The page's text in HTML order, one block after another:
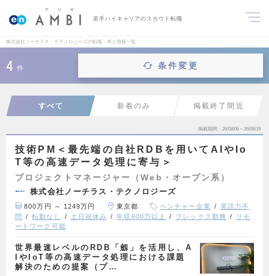
若手ハイキャリアのスカウト転職
株式会社ノーチラス・テクノロジーズの転職・求人情報一覧
4 件 条件変更
すべて 新着のみ 掲載終了間近
掲載期間 26/08/06～26/08/19
技術PM＜最先端の自社RDBを用いてAIやIo
T等の高速データ処理に寄与＞
プロジェクトマネージャー（Web・オープン系）
株式会社ノーチラス・テクノロジーズ
800万円 ～ 1249万円 東京都 ベンチャー企業
英語力不
問
転勤なし 土日祝休み 年収600万以上 フレックス勤務
リモ
ートワーク可能
世界最速レベルのRDB「劔」を活用し、A
IやIoT等の高速データ処理における課題
解決のための提案（プ…